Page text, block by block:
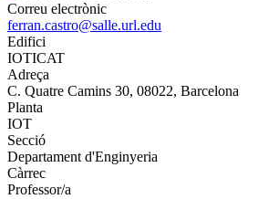
Correu electrònic
ferran.castro@salle.url.edu
Edifici
IOTICAT
Adreça
C. Quatre Camins 30, 08022, Barcelona
Planta
IOT
Secció
Departament d'Enginyeria
Càrrec
Professor/a